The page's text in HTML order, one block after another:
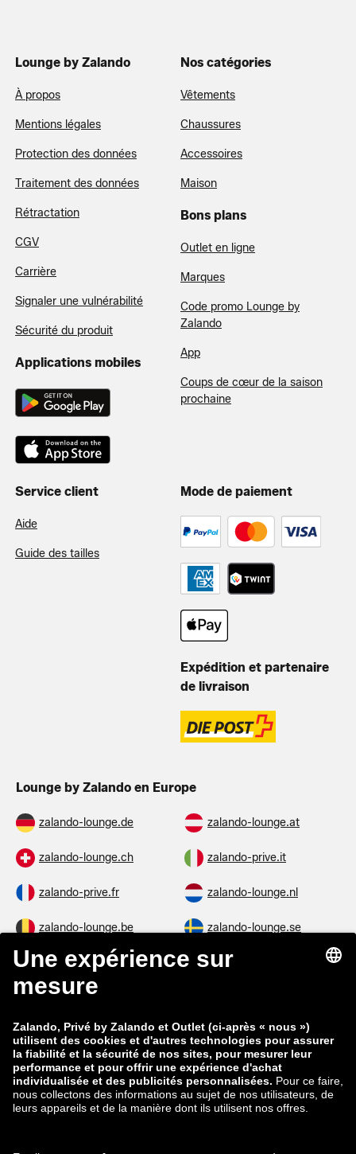
Lounge by Zalando
À propos
Mentions légales
Protection des données
Traitement des données
Rétractation
CGV
Carrière
Signaler une vulnérabilité
Sécurité du produit
Applications mobiles
Nos catégories
Vêtements
Chaussures
Accessoires
Maison
Bons plans
Outlet en ligne
Marques
Code promo Lounge by
Zalando
App
Coups de cœur de la saison
prochaine
Service client
Aide
Guide des tailles
Mode de paiement
Expédition et partenaire
de livraison
Lounge by Zalando en Europe
zalando-lounge.de zalando-lounge.at
zalando-lounge.ch zalando-prive.it
zalando-prive.fr zalando-lounge.nl
zalando-lounge.be zalando-lounge.se
zalando-lounge.fi zalando-lounge.dk
zalando-lounge.co.uk
zalando-prive.es zalando-lounge.cz
zalando-lounge.lt zalando-lounge.sk
zalando-lounge.ro zalando-lounge.hr